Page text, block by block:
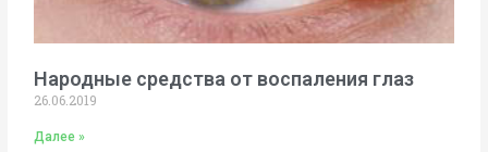
Народные средства от воспаления глаз
26.06.2019
Далее »